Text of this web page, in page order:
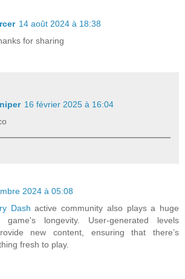
14 août 2024 à 18:38
for sharing
16 février 2025 à 16:04
2024 à 05:08
Dash active community also plays a huge
longevity. User-generated levels
new content, ensuring that there’s
fresh to play.